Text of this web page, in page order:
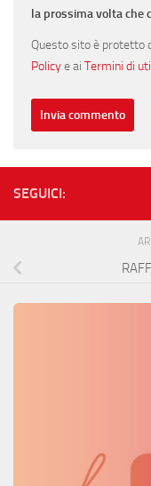
la prossima volta che
Questo sito è protetto
Policye ai Termini di
SEGUICI: